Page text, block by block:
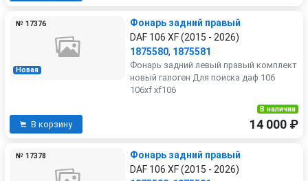
Новая
№ 17376
Фонарь задний правый
DAF 106 XF (2015 - 2026)
1875580, 1875581
Фонарь задний левый правый комплект
новый галоген Для поиска даф 106
106xf xf106
В корзину
В наличии
14 000 ₽
№ 17378
Фонарь задний правый
DAF 106 XF (2015 - 2026)